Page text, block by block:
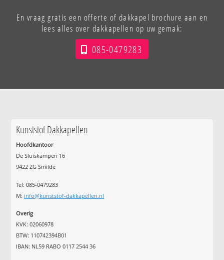
En vraag gratis een offerte of dakkapel brochure aan en
lees alles over dakkapellen op uw gemak:
085-0479283
Kunststof Dakkapellen
Hoofdkantoor
De Sluiskampen 16
9422 ZG Smilde
Tel: 085-0479283
M: info@kunststof-dakkapellen.nl
Overig
KVK: 02060978
BTW: 110742394B01
IBAN: NL59 RABO 0117 2544 36